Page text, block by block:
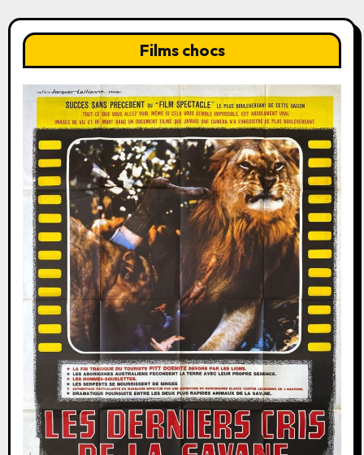
Films chocs